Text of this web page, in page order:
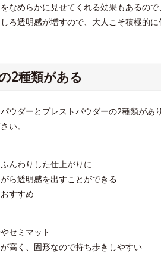
なめらかに見せてくれる効果もあるの
ろ透明感が増すので、大人こそ積極的に
2種類がある
ウダーとプレストパウダーの2種類が
い。
んわりした仕上がりに
ら透明感を出すことができる
すすめ
セミマット
高く、固形なので持ち歩きしやすい